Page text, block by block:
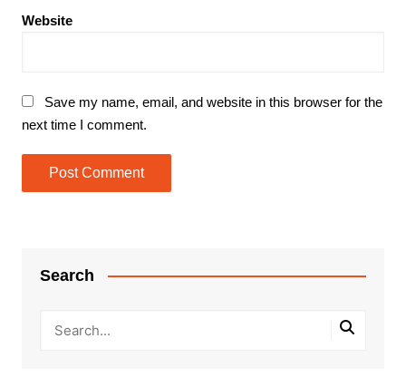
Website
Save my name, email, and website in this browser for the
next time I comment.
Search